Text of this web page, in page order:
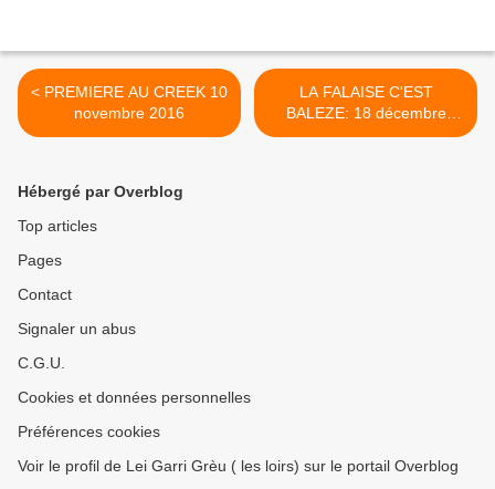
< PREMIERE AU CREEK 10
novembre 2016
LA FALAISE C'EST
BALEZE: 18 décembre
2016 >
Hébergé par Overblog
Top articles
Pages
Contact
Signaler un abus
C.G.U.
Cookies et données personnelles
Préférences cookies
Voir le profil de Lei Garri Grèu ( les loirs) sur le portail Overblog